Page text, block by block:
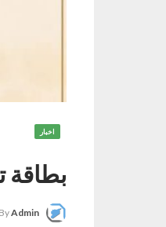
اخبار
بطاقة
ByAdmin